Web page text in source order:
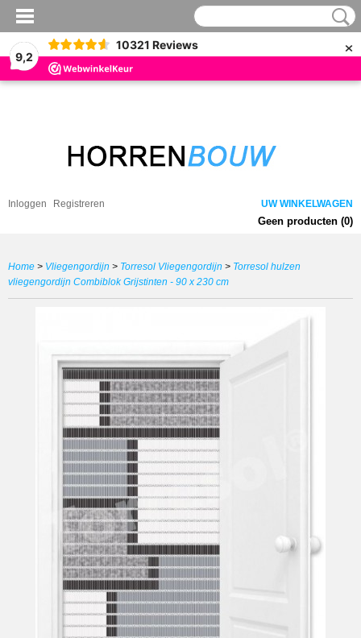
9,2
10321 Reviews ×
Inloggen Registreren UW WINKELWAGEN
Geen producten (0)
Home > Vliegengordijn > Torresol Vliegengordijn > Torresol hulzen
vliegengordijn Combiblok Grijstinten - 90 x 230 cm